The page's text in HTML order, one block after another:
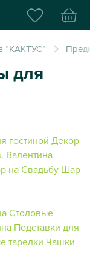
магазин
“КАКТУС”
для
гостиной Декор
Валентина
на Свадьбу Шар
Столовые
Подставки для
тарелки Чашки